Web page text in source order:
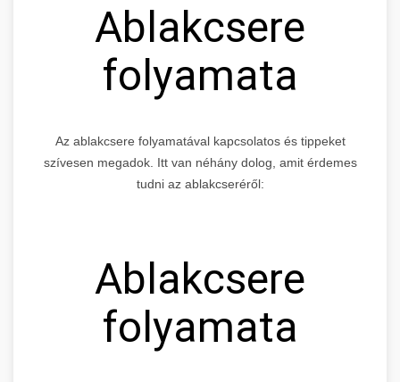
Ablakcsere
folyamata
Az ablakcsere folyamatával kapcsolatos és tippeket
szívesen megadok. Itt van néhány dolog, amit érdemes
tudni az ablakcseréről:
Ablakcsere
folyamata